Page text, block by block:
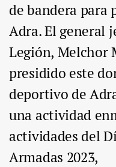
de bandera para
Adra. El general
Legión, Melchor
presidido este
deportivo de
una actividad
actividades del
Armadas 2023,